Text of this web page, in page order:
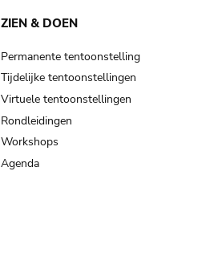
ZIEN & DOEN
Permanente tentoonstelling
Tijdelijke tentoonstellingen
Virtuele tentoonstellingen
Rondleidingen
Workshops
Agenda